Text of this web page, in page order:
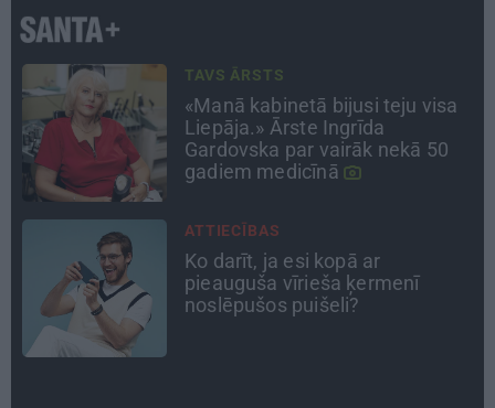
ATRADUMS
Virziens – jūra: Lauderu
ģimenes bezbēdīgi laiskā miera
osta Pūrciemā
CEĻOJUMA PLĀNS
Draudzeņu ceļojums bez
drāmām: noderīgi padomi
plānošanai un 16 galamērķu